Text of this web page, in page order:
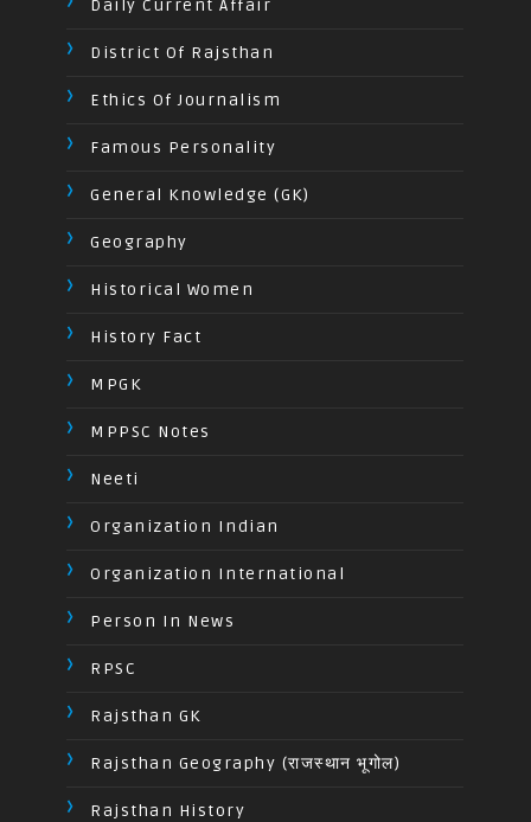
Daily Current Affair
District Of Rajsthan
Ethics Of Journalism
Famous Personality
General Knowledge (GK)
Geography
Historical Women
History Fact
MPGK
MPPSC Notes
Neeti
Organization Indian
Organization International
Person In News
RPSC
Rajsthan GK
Rajsthan Geography (राजस्थान भूगोल)
Rajsthan History